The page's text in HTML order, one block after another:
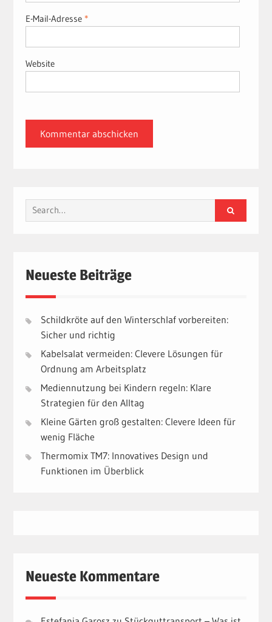
E-Mail-Adresse *
Website
Search
for:
Neueste Beiträge
Schildkröte auf den Winterschlaf vorbereiten:
Sicher und richtig
Kabelsalat vermeiden: Clevere Lösungen für
Ordnung am Arbeitsplatz
Mediennutzung bei Kindern regeln: Klare
Strategien für den Alltag
Kleine Gärten groß gestalten: Clevere Ideen für
wenig Fläche
Thermomix TM7: Innovatives Design und
Funktionen im Überblick
Neueste Kommentare